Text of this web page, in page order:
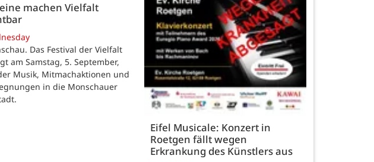
machen Vielfalt
Das Festival der Vielfalt
am Samstag, 5. September,
Musik, Mitmachaktionen und
in die Monschauer
Eifel Musicale: Konzert in
Roetgen fällt wegen
Erkrankung des Künstlers aus